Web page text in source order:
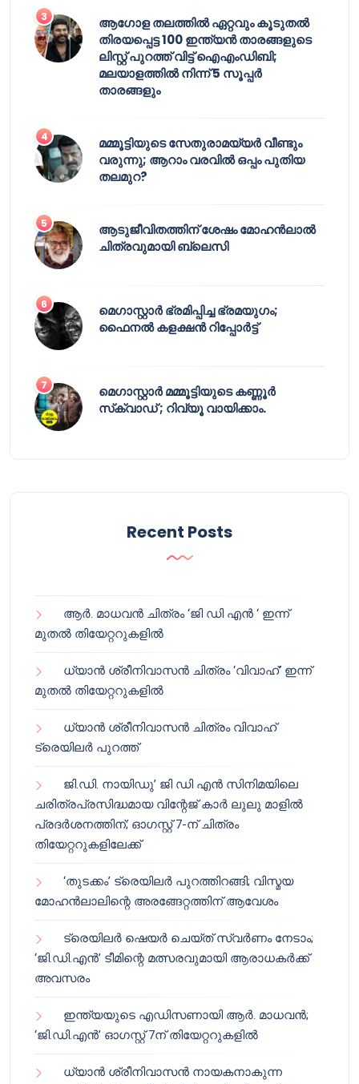
ആഗോള തലത്തിൽ ഏറ്റവും കൂടുതൽ
തിരയപ്പെട്ട 100 ഇന്ത്യൻ താരങ്ങളുടെ
ലിസ്റ്റ് പുറത്ത് വിട്ട് ഐഎംഡിബി;
മലയാളത്തിൽ നിന്ന് 5 സൂപ്പർ
താരങ്ങളും
മമ്മൂട്ടിയുടെ സേതുരാമയ്യർ വീണ്ടും
വരുന്നു; ആറാം വരവിൽ ഒപ്പം പുതിയ
തലമുറ?
ആടുജീവിതത്തിന് ശേഷം മോഹൻലാൽ
ചിത്രവുമായി ബ്ലെസി
മെഗാസ്റ്റാർ ഭ്രമിപ്പിച്ച ഭ്രമയുഗം;
ഫൈനൽ കളക്ഷൻ റിപ്പോർട്ട്
മെഗാസ്റ്റാർ മമ്മൂട്ടിയുടെ കണ്ണൂർ
സ്‌ക്വാഡ് ; റിവ്യൂ വായിക്കാം.
Recent Posts
ആർ. മാധവൻ ചിത്രം ‘ജി ഡി എൻ ‘ ഇന്ന്
മുതൽ തിയേറ്ററുകളിൽ
ധ്യാൻ ശ്രീനിവാസൻ ചിത്രം ‘വിവാഹ്’ ഇന്ന്
മുതൽ തിയേറ്ററുകളിൽ
ധ്യാൻ ശ്രീനിവാസൻ ചിത്രം വിവാഹ്
ട്രെയിലർ പുറത്ത്
ജി.ഡി. നായിഡു’ ജി ഡി എൻ സിനിമയിലെ
ചരിത്രപ്രസിദ്ധമായ വിന്റേജ് കാർ ലുലു മാളിൽ
പ്രദർശനത്തിന്; ഓഗസ്റ്റ് 7-ന് ചിത്രം
തിയേറ്ററുകളിലേക്ക്
‘തുടക്കം’ ട്രെയിലർ പുറത്തിറങ്ങി; വിസ്മയ
മോഹൻലാലിന്റെ അരങ്ങേറ്റത്തിന് ആവേശം
ട്രെയിലർ ഷെയർ ചെയ്‌ത് സ്വർണം നേടാം;
‘ജി.ഡി.എൻ’ ടീമിന്റെ മത്സരവുമായി ആരാധകർക്ക്
അവസരം
ഇന്ത്യയുടെ എഡിസണായി ആർ. മാധവൻ;
‘ജി.ഡി.എൻ’ ഓഗസ്റ്റ് 7ന് തിയേറ്ററുകളിൽ
ധ്യാൻ ശ്രീനിവാസൻ നായകനാകുന്ന